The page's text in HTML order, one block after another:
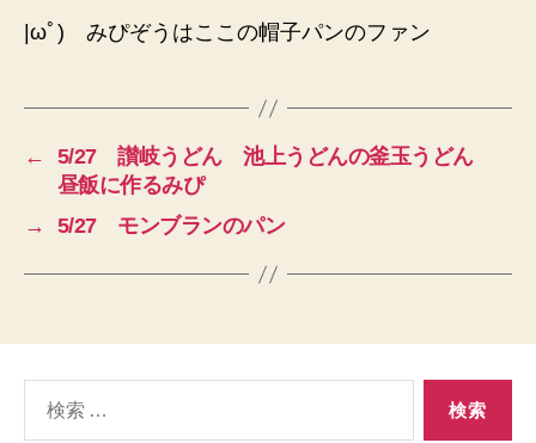
|ωﾟ) みぴぞうはここの帽子パンのファン
←
5/27 讃岐うどん 池上うどんの釜玉うどん
昼飯に作るみぴ
→
5/27 モンブランのパン